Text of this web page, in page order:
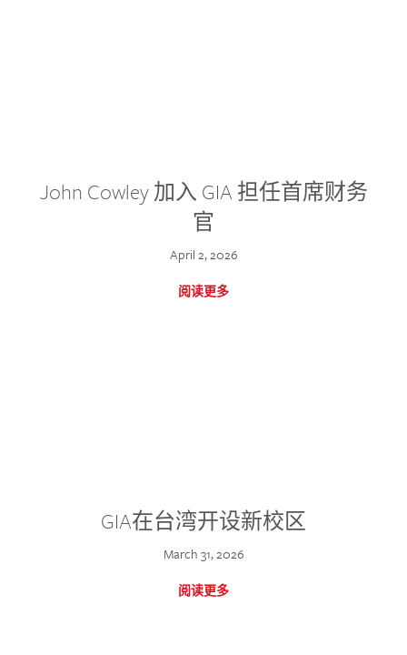
John Cowley 加入 GIA 担任首席财务
官
April 2, 2026
阅读更多
GIA在台湾开设新校区
March 31, 2026
阅读更多